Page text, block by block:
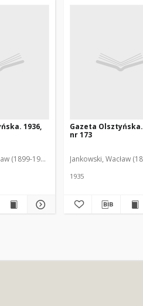
1936,
(1899-1975). Red.
Gazeta Olsztyńska.
nr 173
Jankowski, Wacław
1935